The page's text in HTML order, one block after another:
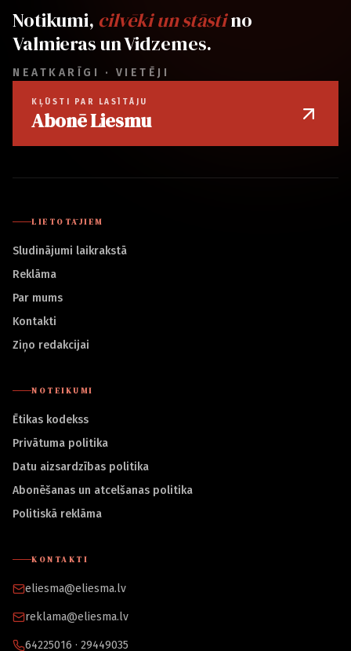
Notikumi, cilvēki un stāstino
Valmieras un Vidzemes.
NEATKARĪGI · VIETĒJI
KĻŪSTI PAR LASĪTĀJU
Abonē Liesmu
LIETOTĀJIEM
Sludinājumi laikrakstā
Reklāma
Par mums
Kontakti
Ziņo redakcijai
NOTEIKUMI
Ētikas kodekss
Privātuma politika
Datu aizsardzības politika
Abonēšanas un atcelšanas politika
Politiskā reklāma
KONTAKTI
eliesma@eliesma.lv
reklama@eliesma.lv
64225016 · 29449035